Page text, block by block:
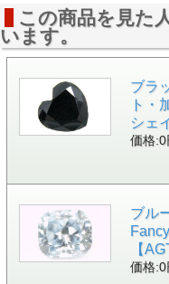
▲GIA カラーダイヤ
この商品を見た
います。
ブラ
ト・
シェ
価格:0
ブル
【
価格:0